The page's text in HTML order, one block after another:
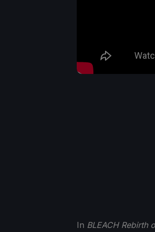
In BLEACH Rebirth